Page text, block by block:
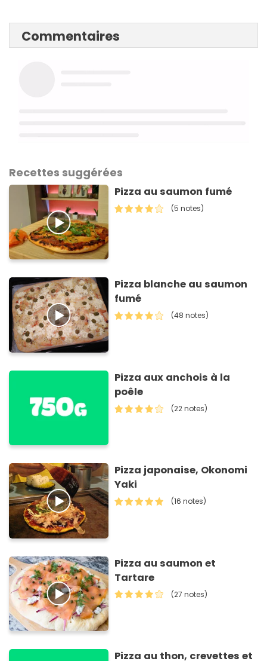
Commentaires
Recettes suggérées
Pizza au saumon fumé
(5 notes)
Pizza blanche au saumon
fumé
(48 notes)
Pizza aux anchois à la
poêle
(22 notes)
Pizza japonaise, Okonomi
Yaki
(16 notes)
Pizza au saumon et
Tartare
(27 notes)
Pizza au thon, crevettes et